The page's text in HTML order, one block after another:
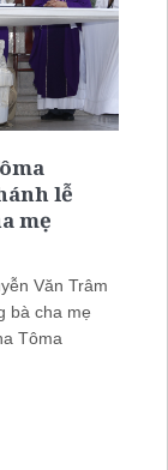
lễ
mẹ
Văn Trâm
bà cha mẹ
Tôma